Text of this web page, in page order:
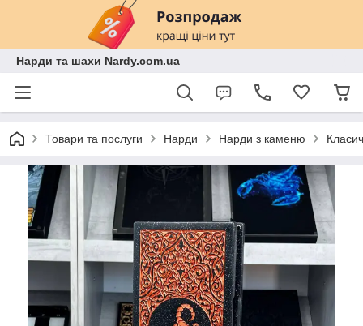
Нарди та шахи Nardy.com.ua
Товари та послуги Нарди Нарди з каменю